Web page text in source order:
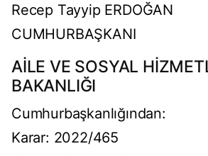
Recep Tayyip ERDOĞAN
CUMHURBAŞKANI
AİLE VE SOSYAL
BAKANLIĞI
Cumhurbaşkanlığından:
Karar: 2022/465